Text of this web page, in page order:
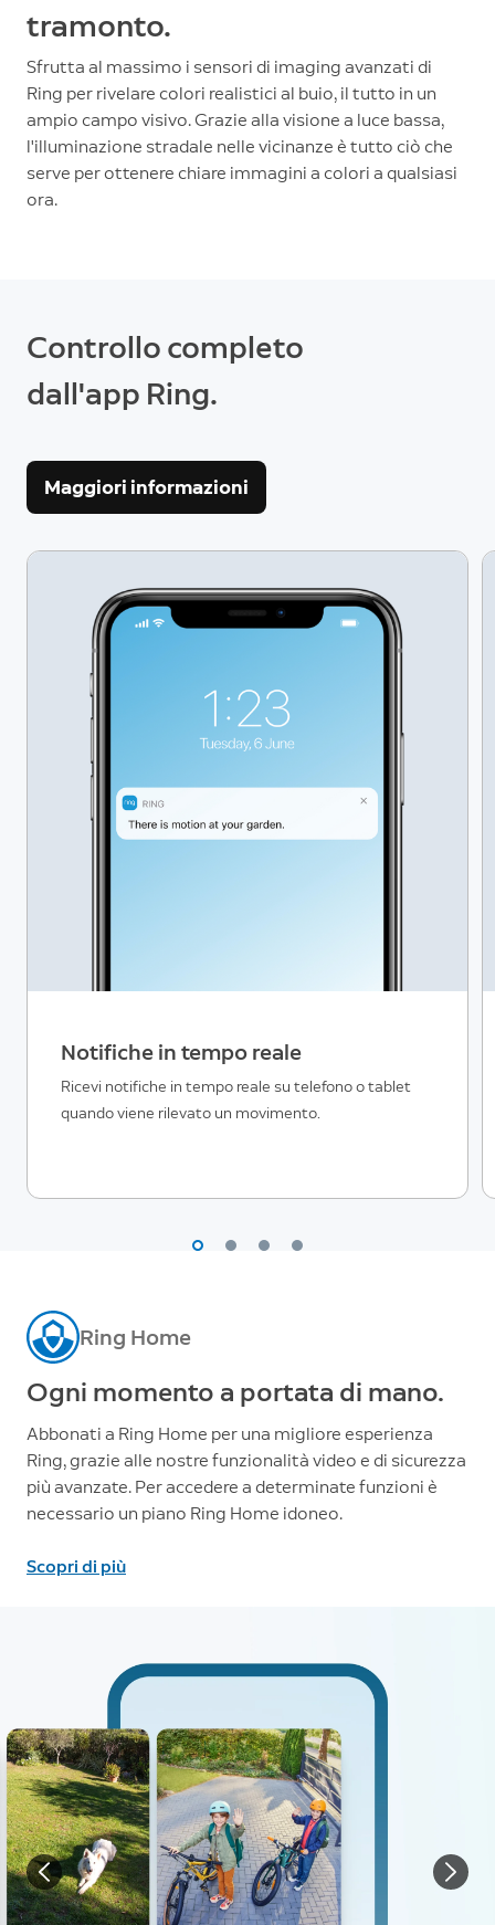
tramonto.
Sfrutta al massimo i sensori di imaging avanzati di
Ring per rivelare colori realistici al buio, il tutto in un
ampio campo visivo. Grazie alla visione a luce bassa,
l'illuminazione stradale nelle vicinanze è tutto ciò che
serve per ottenere chiare immagini a colori a qualsiasi
ora.
Controllo completo
dall'app Ring.
Maggiori informazioni
Notifiche in tempo reale
Ricevi notifiche in tempo reale su telefono o tablet
quando viene rilevato un movimento.
Ring Home
Ogni momento a portata di mano.
Abbonati a Ring Home per una migliore esperienza
Ring, grazie alle nostre funzionalità video e di sicurezza
più avanzate. Per accedere a determinate funzioni è
necessario un piano Ring Home idoneo.
Scopri di più